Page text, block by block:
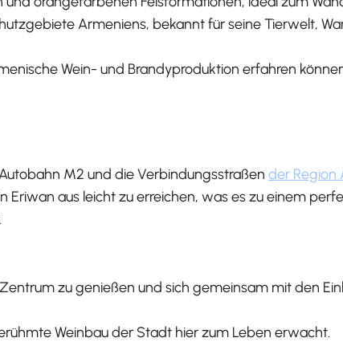
Armeniens, bekannt für seine Tierwelt,
Wein- und Brandyproduktion erfahren
M2 und die Verbindungsstraßen der Region
aus leicht zu erreichen, was es zu einem
zu genießen und sich gemeinsam mit den
Weinbau der Stadt hier zum Leben erwacht.